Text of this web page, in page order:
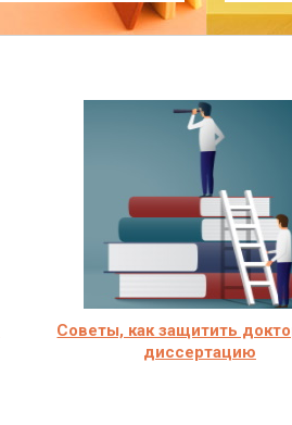
Советы, как защитить
диссертацию